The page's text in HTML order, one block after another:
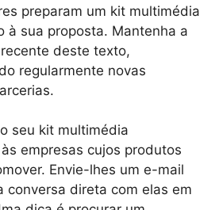
preparam um kit multimédia
à sua proposta. Mantenha a
deste texto,
regularmente novas
seu kit multimédia
empresas cujos produtos
Envie-lhes um e-mail
conversa direta com elas em